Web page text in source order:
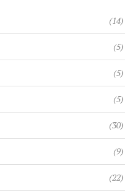
(14)
(5)
(5)
(5)
(30)
(9)
(22)